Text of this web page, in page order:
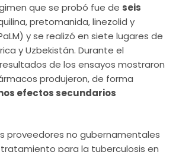
que se probó fue de seis
pretomanida, linezolid y
y se realizó en siete lugares de
y Uzbekistán. Durante el
de los ensayos mostraron
produjeron, de forma
efectos secundarios
proveedores no gubernamentales
para la tuberculosis en